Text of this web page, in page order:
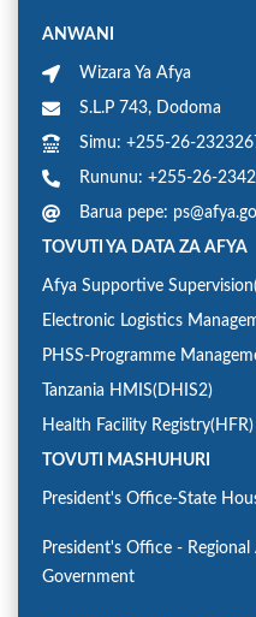
ANWANI
Wizara Ya Afya
S.L.P 743, Dodoma
Simu: +255-26-
Rununu: +255-26-
Barua pepe:
TOVUTI YA DATA ZA AFYA
Afya Supportive
Electronic Logistics
PHSS-Programme
Tanzania HMIS(DHIS2)
Health Facility Registry(HFR)
TOVUTI MASHUHURI
President's Office-State
President's Office -
Government